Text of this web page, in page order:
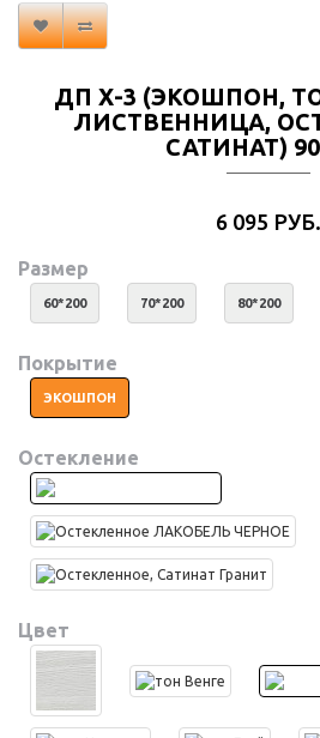
ДП Х-3 (ЭКОШПОН,
ЛИСТВЕННИЦА,
САТИНАТ)
6 095 РУБ.
Размер
60*200 70*200 80*200
Покрытие
ЭКОШПОН
Остекление
Цвет